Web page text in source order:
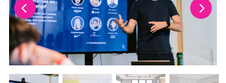
Changer la diapositive actuelle de ce carrousel